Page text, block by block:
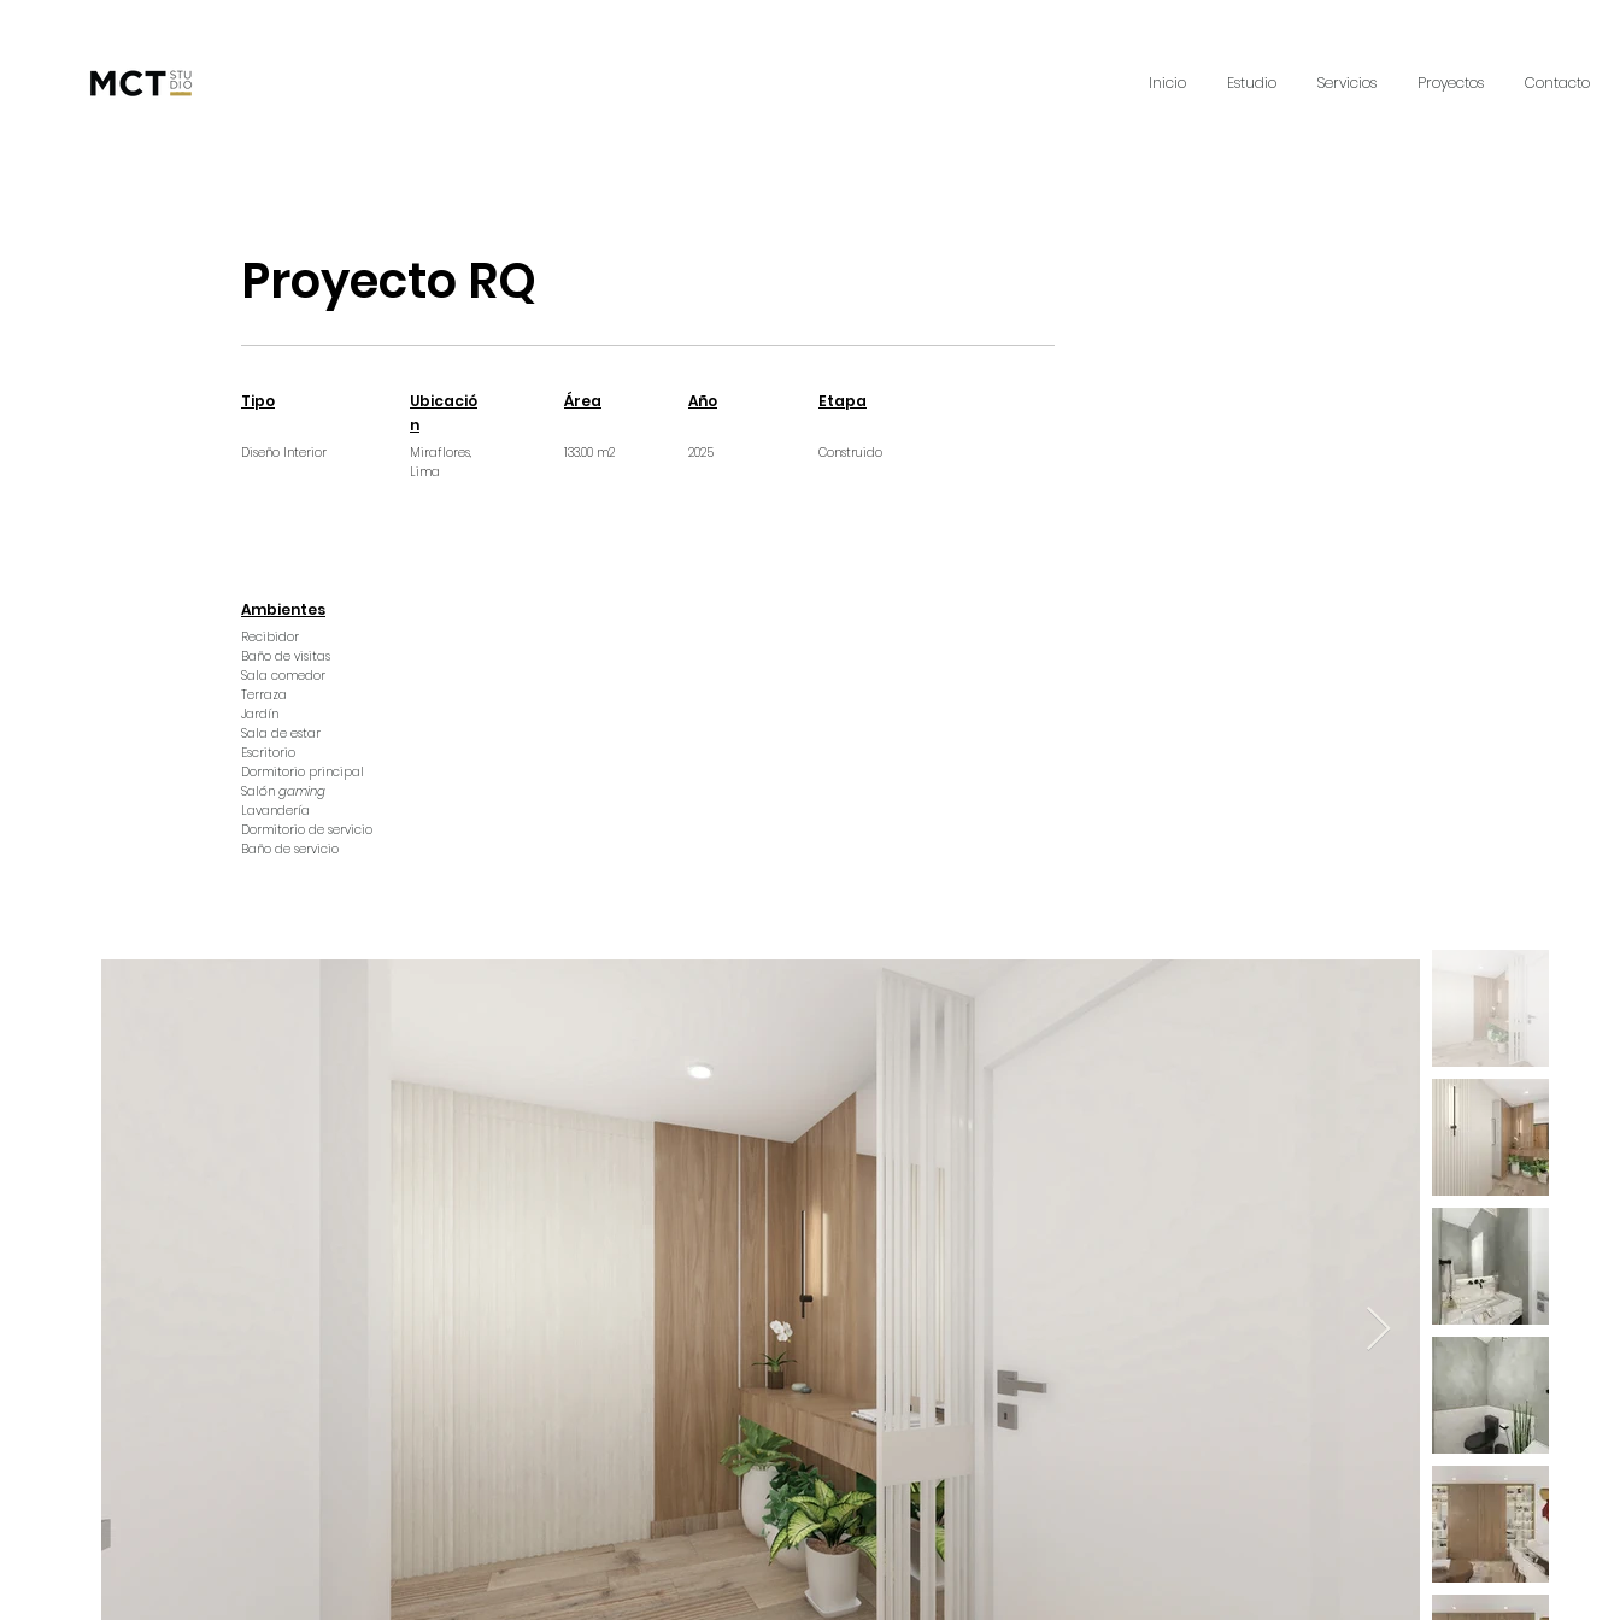
Inicio Estudio Servicios Proyectos Contacto
Proyecto RQ
Tipo
Diseño Interior
Ubicació
n
Miraflores,
Lima
Área
133.00 m2
Año
2025
Etapa
Construido
Ambientes
Recibidor
Baño de visitas
Sala comedor
Terraza
Jardín
Sala de estar
Escritorio
Dormitorio principal
Salón gaming
Lavandería
Dormitorio de servicio
Baño de servicio